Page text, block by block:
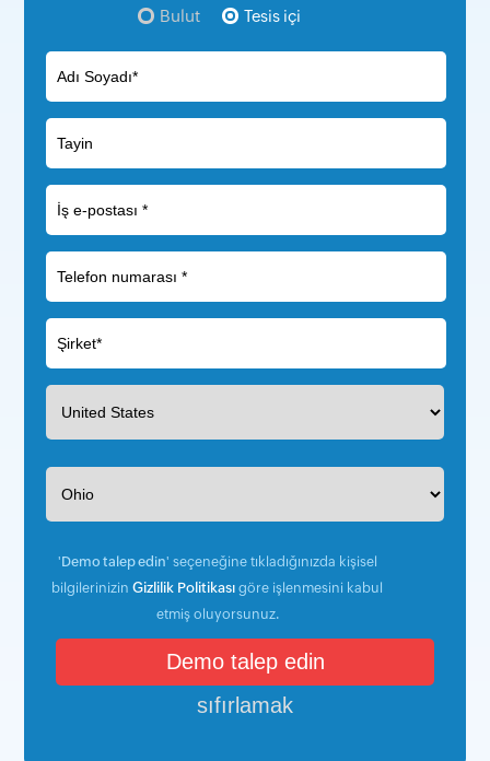
Bulut Tesis içi
'Demo talep edin' seçeneğine tıkladığınızda kişisel
bilgilerinizinGizlilik Politikası göre işlenmesini kabul
etmiş oluyorsunuz.